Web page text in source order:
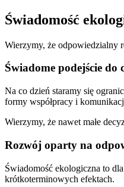
Świadomość
Wierzymy, że odpowiedzialny
Świadome podejście do
Na co dzień staramy się
formy współpracy i
Wierzymy, że nawet małe
Rozwój oparty na
Świadomość ekologiczna to
krótkoterminowych efektach.